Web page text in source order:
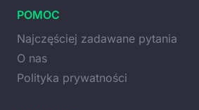
POMOC
Najczęściej zadawane pytania
O nas
Polityka prywatności